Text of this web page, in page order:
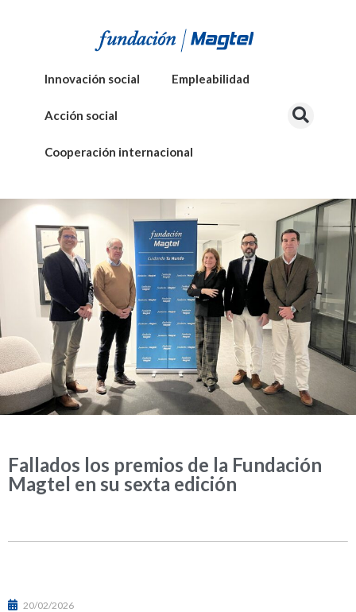
Innovación social Empleabilidad
Acción social
Cooperación internacional
Fallados los premios de la Fundación
Magtel en su sexta edición
20/02/2026